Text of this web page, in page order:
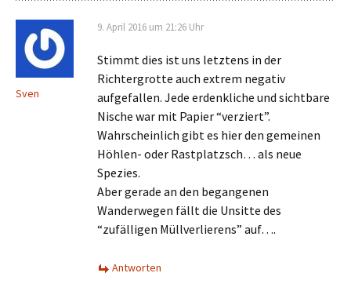
Sven
9. April 2016 um 21:26 Uhr
Stimmt dies ist uns letztens in der
Richtergrotte auch extrem negativ
aufgefallen. Jede erdenkliche und sichtbare
Nische war mit Papier “verziert”.
Wahrscheinlich gibt es hier den gemeinen
Höhlen- oder Rastplatzsch… als neue
Spezies.
Aber gerade an den begangenen
Wanderwegen fällt die Unsitte des
“zufälligen Müllverlierens” auf….
Antworten